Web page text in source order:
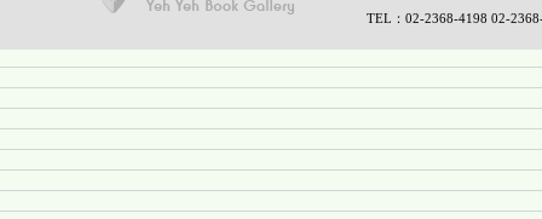
TEL：02-2368-4198 02-